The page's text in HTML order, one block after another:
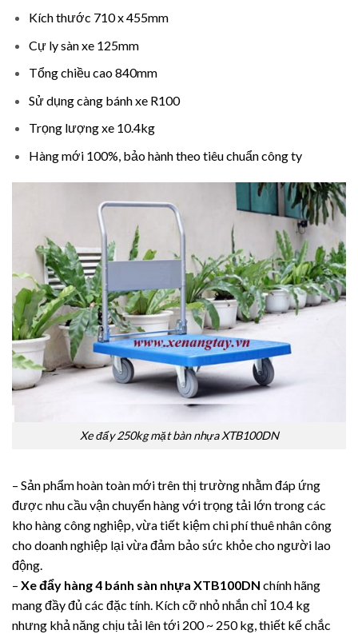
Kích thước 710 x 455mm
Cự ly sàn xe 125mm
Tổng chiều cao 840mm
Sử dụng càng bánh xe R100
Trọng lượng xe 10.4kg
Hàng mới 100%, bảo hành theo tiêu chuẩn công ty
Xe đẩy 250kg mặt bàn nhựa XTB100DN
– Sản phẩm hoàn toàn mới trên thị trường nhằm đáp ứng
được nhu cầu vận chuyển hàng với trọng tải lớn trong các
kho hàng công nghiệp, vừa tiết kiệm chi phí thuê nhân công
cho doanh nghiệp lại vừa đảm bảo sức khỏe cho người lao
động.
– Xe đẩy hàng 4 bánh sàn nhựa XTB100DN chính hãng
mang đầy đủ các đặc tính. Kích cỡ nhỏ nhắn chỉ 10.4 kg
nhưng khả năng chịu tải lên tới 200 ~ 250 kg, thiết kế chắc